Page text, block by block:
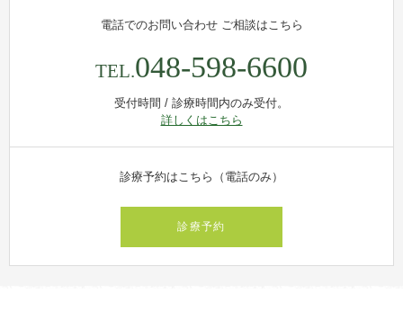
電話でのお問い合わせご相談はこちら
TEL.048-598-6600
受付時間 / 診療時間内のみ受付。
詳しくはこちら
診療予約はこちら（電話のみ）
診療予約